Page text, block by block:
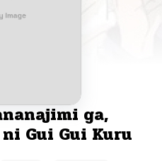
ga,
Gui Gui Kuru